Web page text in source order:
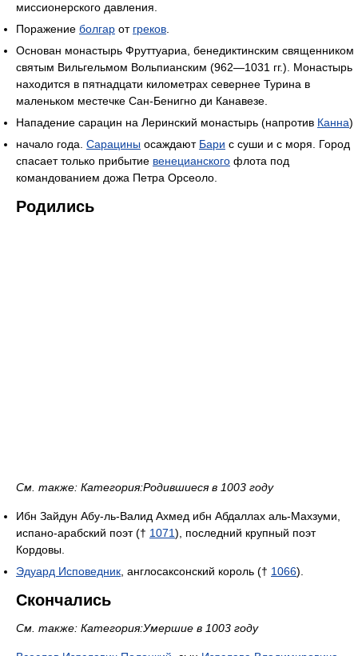
миссионерского давления.
Поражение болгар от греков.
Основан монастырь Фруттуариа, бенедиктинским священником
святым Вильгельмом Вольпианским (962—1031 гг.). Монастырь
находится в пятнадцати километрах севернее Турина в
маленьком местечке Сан-Бенигно ди Канавезе.
Нападение сарацин на Леринский монастырь (напротив Канна)
начало года. Сарацины осаждают Бари с суши и с моря. Город
спасает только прибытие венецианского флота под
командованием дожа Петра Орсеоло.
Родились
См. также: Категория:Родившиеся в 1003 году
Ибн Зайдун Абу-ль-Валид Ахмед ибн Абдаллах аль-Махзуми,
испано-арабский поэт († 1071), последний крупный поэт
Кордовы.
Эдуард Исповедник, англосаксонский король († 1066).
Скончались
См. также: Категория:Умершие в 1003 году